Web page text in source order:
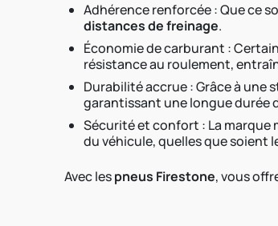
Adhérence renforcée : Que ce
distances de freinage.
Économie de carburant :
résistance au roulement,
Durabilité accrue : Grâce à
garantissant une longue durée
Sécurité et confort : La
du véhicule, quelles que soient
Avec lespneus Firestone, vous